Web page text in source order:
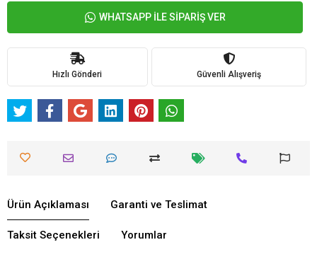
WHATSAPP İLE SİPARİŞ VER
Hızlı Gönderi Güvenli Alışveriş
Ürün Açıklaması Garanti ve Teslimat
Taksit Seçenekleri Yorumlar